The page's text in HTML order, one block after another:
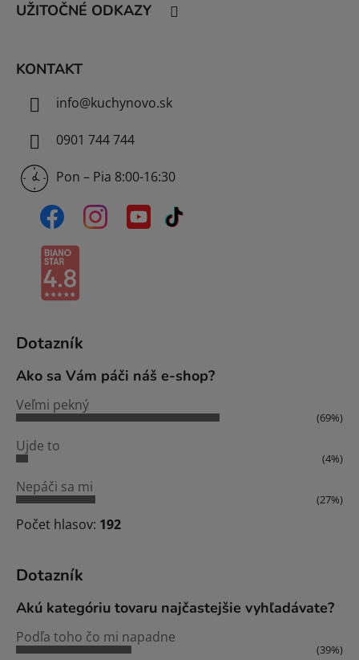
UŽITOČNÉ ODKAZY
KONTAKT
info@kuchynovo.sk
0901 744 744
Pon – Pia 8:00-16:30
Dotazník
Ako sa Vám páči náš e-shop?
Veľmi pekný
(69%)
Ujde to
(4%)
Nepáči sa mi
(27%)
Počet hlasov: 192
Dotazník
Akú kategóriu tovaru najčastejšie vyhľadávate?
Podľa toho čo mi napadne
(39%)